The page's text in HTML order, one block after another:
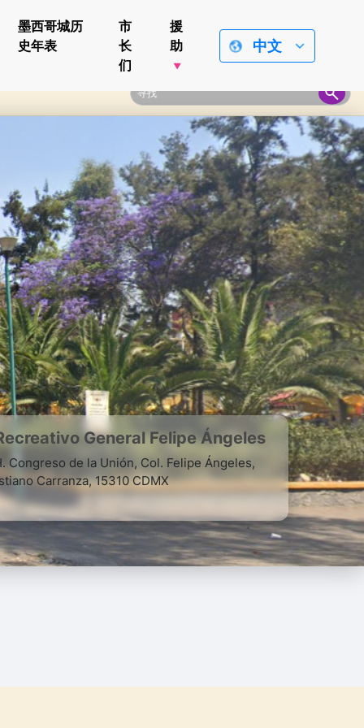
墨西哥城历
史年表
市
长
们
援
助
中文
General Felipe Ángeles
Congreso de la Unión, Col. Felipe Ángeles,
Carranza, 15310 CDMX